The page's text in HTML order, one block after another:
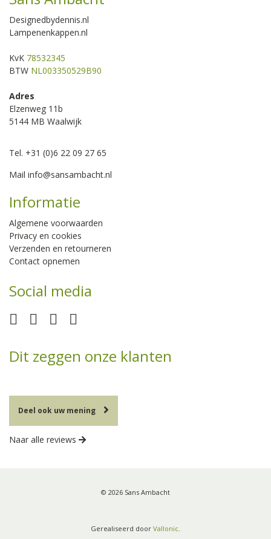
Designedbydennis.nl
Lampenenkappen.nl
KvK 78532345
BTW NL003350529B90
Adres
Elzenweg 11b
5144 MB Waalwijk
Tel. +31 (0)6 22 09 27 65
Mail info@sansambacht.nl
Informatie
Algemene voorwaarden
Privacy en cookies
Verzenden en retourneren
Contact opnemen
Social media
Dit zeggen onze klanten
Deel ook uw mening
Naar alle reviews
© 2026 Sans Ambacht
Gerealiseerd door Vallonic